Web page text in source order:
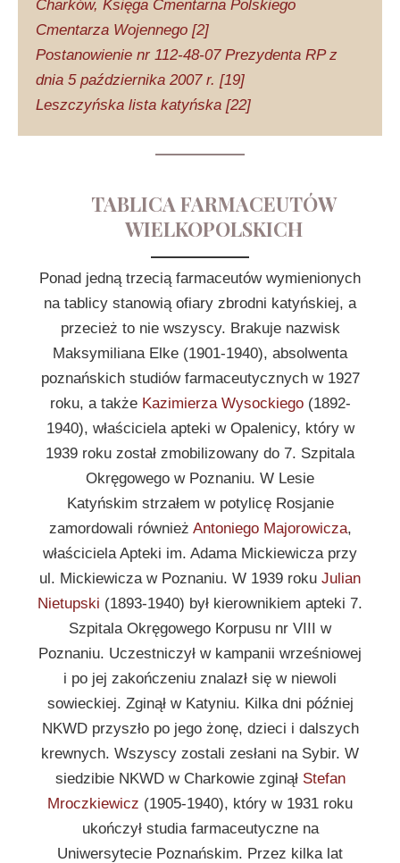
Charków, Księga Cmentarna Polskiego
Cmentarza Wojennego [2]
Postanowienie nr 112-48-07 Prezydenta RP z
dnia 5 października 2007 r. [19]
Leszczyńska lista katyńska [22]
TABLICA FARMACEUTÓW
WIELKOPOLSKICH
Ponad jedną trzecią farmaceutów wymienionych
na tablicy stanowią ofiary zbrodni katyńskiej, a
przecież to nie wszyscy. Brakuje nazwisk
Maksymiliana Elke (1901-1940), absolwenta
poznańskich studiów farmaceutycznych w 1927
roku, a także Kazimierza Wysockiego(1892-
1940), właściciela apteki w Opalenicy, który w
1939 roku został zmobilizowany do 7. Szpitala
Okręgowego w Poznaniu. W Lesie
Katyńskim strzałem w potylicę Rosjanie
zamordowali również Antoniego Majorowicza,
właściciela Apteki im. Adama Mickiewicza przy
ul. Mickiewicza w Poznaniu. W 1939 roku Julian
Nietupski (1893-1940) był kierownikiem apteki 7.
Szpitala Okręgowego Korpusu nr VIII w
Poznaniu. Uczestniczył w kampanii wrześniowej
i po jej zakończeniu znalazł się w niewoli
sowieckiej. Zginął w Katyniu. Kilka dni później
NKWD przyszło po jego żonę, dzieci i dalszych
krewnych. Wszyscy zostali zesłani na Sybir. W
siedzibie NKWD w Charkowie zginął Stefan
Mroczkiewicz (1905-1940), który w 1931 roku
ukończył studia farmaceutyczne na
Uniwersytecie Poznańskim. Przez kilka lat